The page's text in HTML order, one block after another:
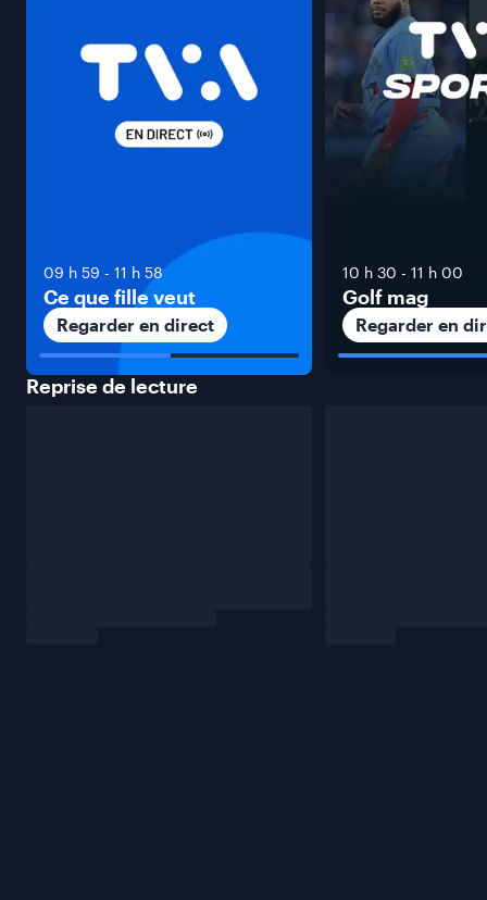
09 h 59 - 11 h 58
Ce que fille veut
Regarder en direct
10 h 30 - 11 h 00
Golf mag
Regarder en
Reprise de lecture